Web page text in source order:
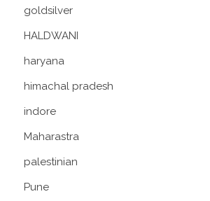
goldsilver
HALDWANI
haryana
himachal pradesh
indore
Maharastra
palestinian
Pune